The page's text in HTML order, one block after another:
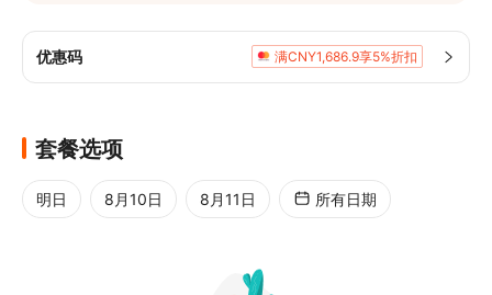
✅ （选择大团）高性价比，大巴拼团(1人
起)，市区中心地铁口集合上车，直达景区
奏由你决定
深度畅玩
优惠码 满CNY1,686.9享5%折扣
套餐选项
明日 8月10日 8月11日 所有日期